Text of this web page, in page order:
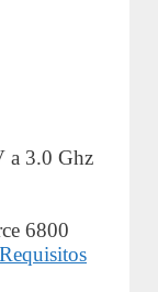
a 3.0 Ghz
6800
Requisitos